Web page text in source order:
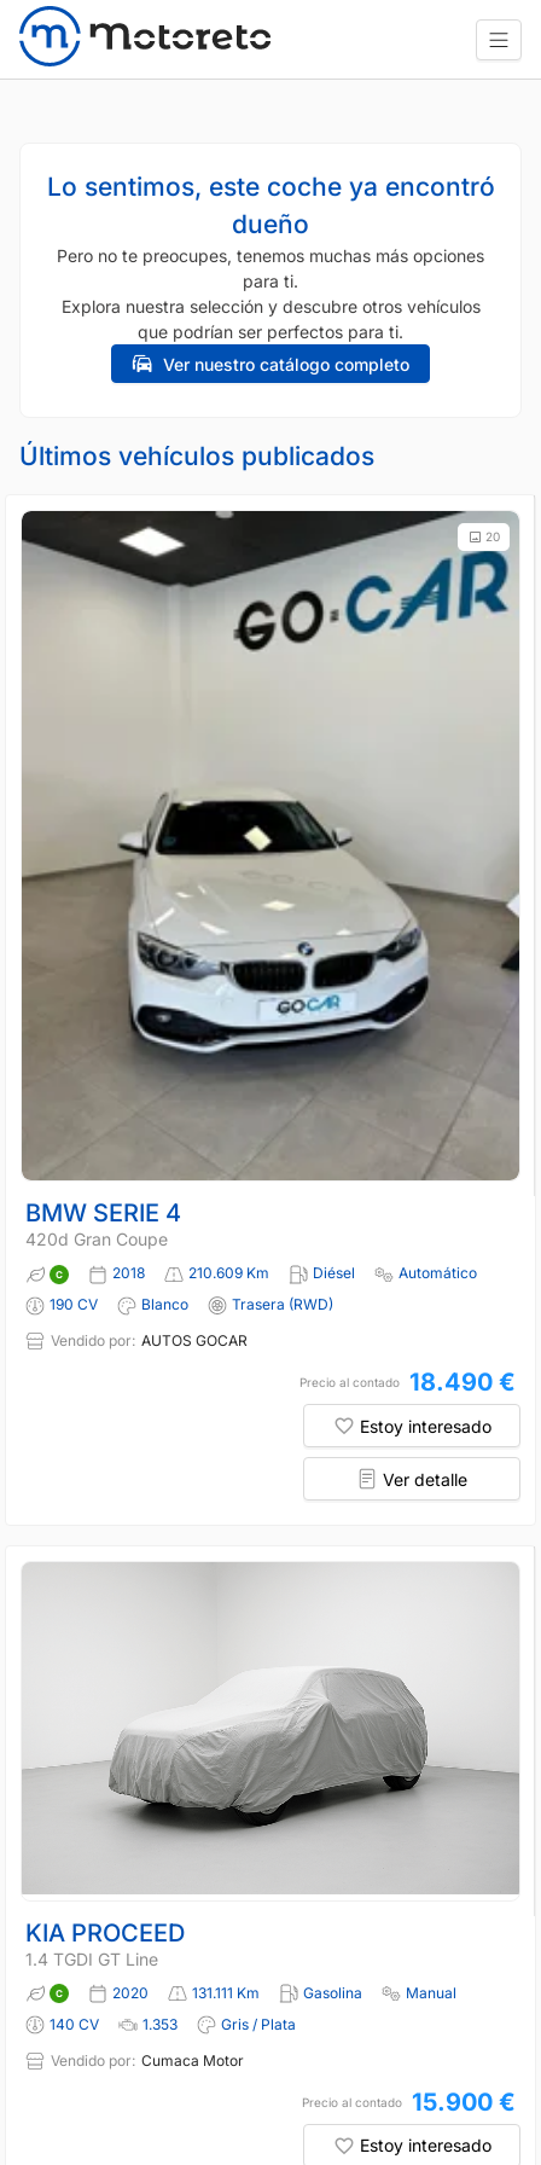
Lo sentimos, este coche ya encontró
dueño
Pero no te preocupes, tenemos muchas más opciones
para ti.
Explora nuestra selección y descubre otros vehículos
que podrían ser perfectos para ti.
Ver nuestro catálogo completo
Últimos vehículos publicados
20
BMW SERIE 4
420d Gran Coupe
2018 210.609 Km Diésel
Automático
190 CV
Blanco
Trasera (RWD)
Vendido por: AUTOS GOCAR
Precio al contado 18.490 €
Estoy interesado
Ver detalle
KIA PROCEED
1.4 TGDI GT Line
2020 131.111 Km Gasolina
Manual
140 CV
1.353
Gris / Plata
Vendido por: Cumaca Motor
Precio al contado 15.900 €
Estoy interesado